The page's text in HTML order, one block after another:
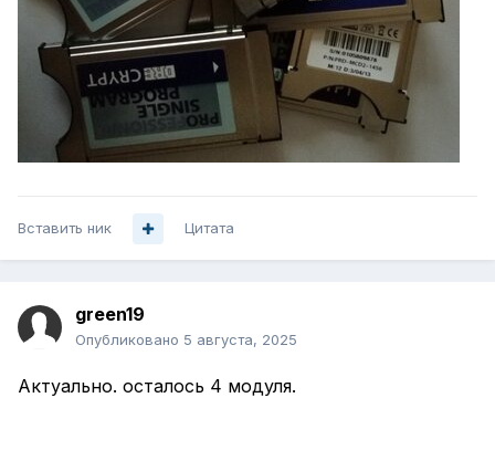
Вставить ник Цитата
green19
Опубликовано 5 августа, 2025
Актуально. осталось 4 модуля.